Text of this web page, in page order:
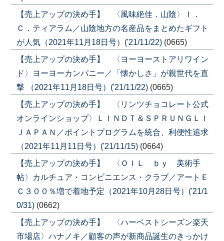
【売上アップの決め手】 〈風味絶佳．山陰〉Ｉ．
Ｃ．ティアラム／山陰地方の名産品をまとめたギフト
が人気（2021年11月18日号）('21/11/22) (0665)
【売上アップの決め手】 〈ヨーヨーストアリワイン
ド〉ヨーヨーカンパニー／「懐かしさ」が親世代を直
撃 （2021年11月18日号）('21/11/22) (0665)
【売上アップの決め手】 〈リンツチョコレート公式
オンラインショップ〉ＬＩＮＤＴ＆ＳＰＲＵＮＧＬＩ
ＪＡＰＡＮ／ポイントプログラムを統合、利便性追求
（2021年11月11日号）('21/11/15) (0664)
【売上アップの決め手】 〈ＯＩＬ ｂｙ 美術手
帖〉カルチュア・コンビニエンス・クラブ／アートＥ
Ｃ３００％増で着地予定（2021年10月28日号）('21/1
0/31) (0662)
【売上アップの決め手】 〈ハーベストシーズン楽天
市場店〉ハナノキ／顧客の声が新商品誕生のきっかけ